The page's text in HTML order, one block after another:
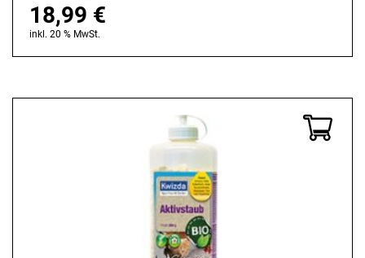
18,99 €
inkl. 20 % MwSt.